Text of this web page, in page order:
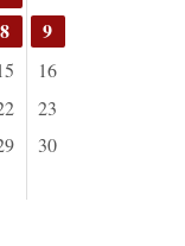
a
+
8 9
16
23
30